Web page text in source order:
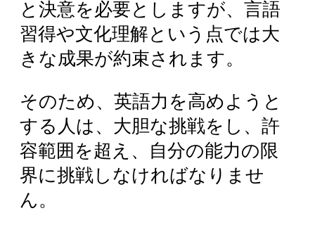
と決意を必要としますが、言語
習得や文化理解という点では大
きな成果が約束されます。
そのため、英語力を高めようと
する人は、大胆な挑戦をし、許
容範囲を超え、自分の能力の限
界に挑戦しなければなりませ
ん。